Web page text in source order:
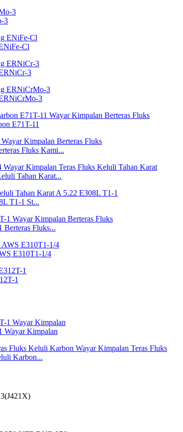
3
Cl
3
3
E71T-11
Fluks Kami...
Tahan Karat...
T1-1 St...
Berteras Fluks...
E310T1-1/4
1
Wayar Kimpalan
Karbon...